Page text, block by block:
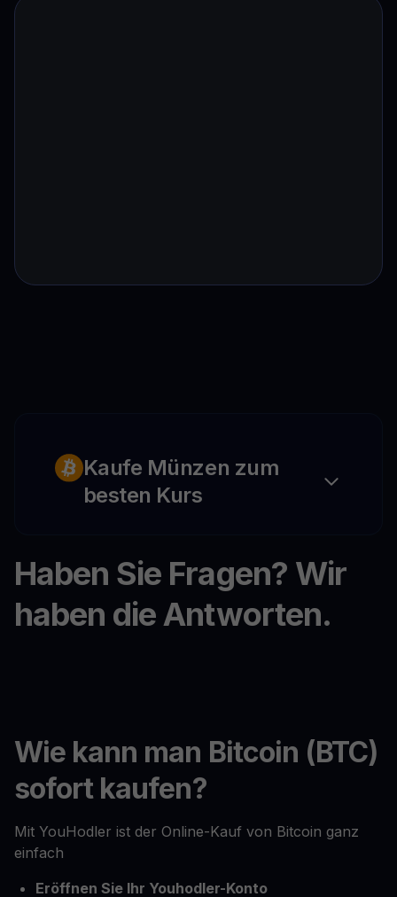
Kaufe Münzen zum
besten Kurs
Haben Sie Fragen? Wir
haben die Antworten.
Wie kann man Bitcoin (BTC)
sofort kaufen?
Mit YouHodler ist der Online-Kauf von Bitcoin ganz
einfach
Eröffnen Sie Ihr Youhodler-Konto